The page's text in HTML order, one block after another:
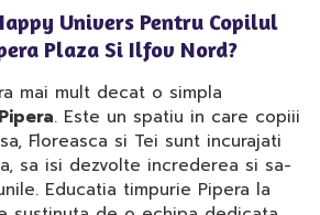
Univers Pentru Copilul
Plaza Si Ilfov Nord?
mai mult decat o simpla
. Este un spatiu in care copiii
Floreasca si Tei sunt incurajati
sa isi dezvolte increderea si sa-
Educatia timpurie Pipera la